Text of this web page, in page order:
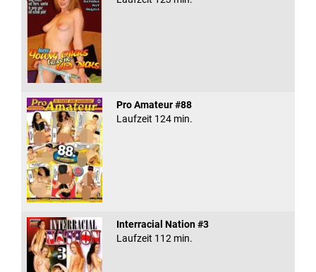
Pro Amateur #88
Laufzeit 124 min.
Interracial Nation #3
Laufzeit 112 min.